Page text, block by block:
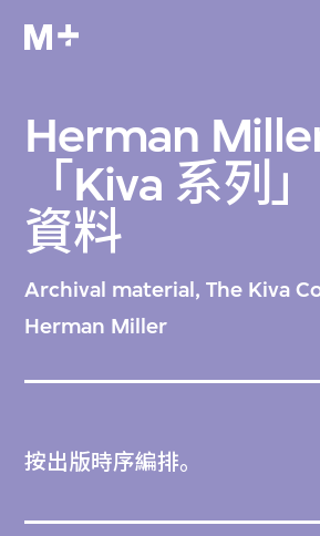
Herman
「Kiva 系列
資料
Archival material, The Kiva
Herman Miller
按出版時序編排。